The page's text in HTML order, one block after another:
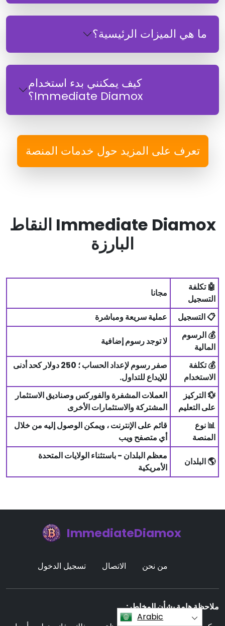
ما هي الميزات الرئيسية؟
كيف يمكنني بدء استخدام
Immediate Diamox؟
تعرف على المزيد حول خدمات المنصة
Immediate Diamox النقاط
البارزة
🤖 تكلفة
التسجيل
مجانا
📋 التسجيل
عملية سريعة ومباشرة
💰 الرسوم
المالية
لا توجد رسوم إضافية
💰 تكلفة
الاستخدام
صفر رسوم لإعداد الحساب ؛ 250 دولار كحد أدنى
للإيداع للتداول.
💱 التركيز
على التعليم
العملات المشفرة والفوركس وصناديق الاستثمار
المشتركة والاستثمارات الأخرى
📊 نوع
المنصة
قائم على الإنترنت ، ويمكن الوصول إليه من خلال
أي متصفح ويب
🌎 البلدان
معظم البلدان - باستثناء الولايات المتحدة
الأمريكية
ImmediateDiamox
من نحن الاتصال تسجيل الدخول
ملاحظة هامة بشأن المخاطر:
Arabic